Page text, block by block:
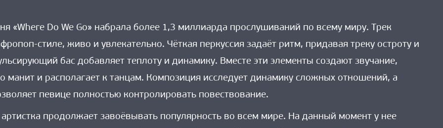
«Where Do We Go» набрала более 1,3 миллиарда прослушиваний по всему миру. Трек
стиле, живо и увлекательно. Чёткая перкуссия задаёт ритм, придавая треку остроту и
бас добавляет теплоту и динамику. Вместе эти элементы создают звучание,
манит и располагает к танцам. Композиция исследует динамику сложных отношений, а
певице полностью контролировать повествование.
артистка продолжает завоёвывать популярность во всем мире. На данный момент у нее